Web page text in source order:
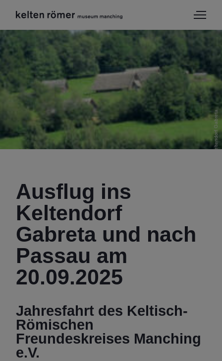
Keltendorf Gabreta
Ausflug ins
Keltendorf
Gabreta und nach
Passau am
20.09.2025
Jahresfahrt des Keltisch-
Römischen
Freundeskreises Manching
e.V.